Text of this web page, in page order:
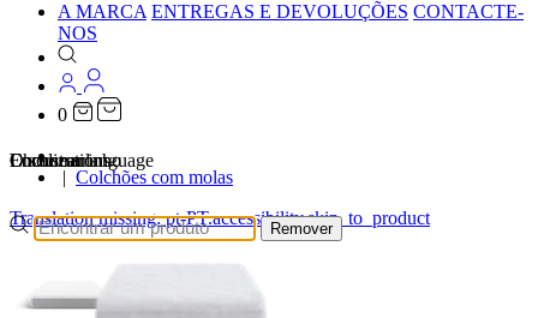
A MARCA ENTREGAS E DEVOLUÇÕES CONTACTE-
NOS
0
Localizations
Choose a language
Encontrar
Remover
O seu carrinho
…
Colchões com molas
Translation missing: pt-PT.accessibility.skip_to_product